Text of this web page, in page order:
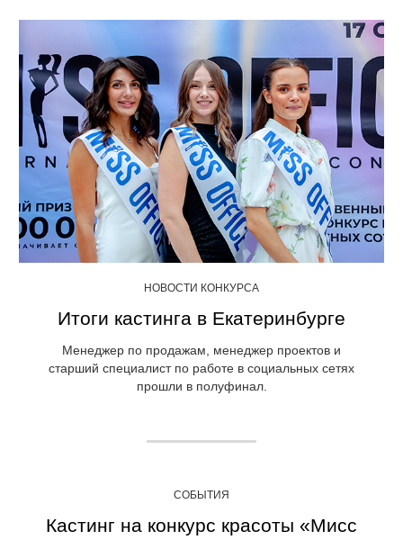
НОВОСТИ КОНКУРСА
Итоги кастинга в Екатеринбурге
Менеджер по продажам, менеджер проектов и
старший специалист по работе в социальных сетях
прошли в полуфинал.
СОБЫТИЯ
Кастинг на конкурс красоты «Мисс